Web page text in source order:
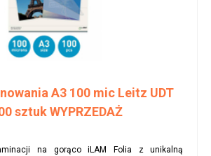
A3 100 mic Leitz UDT
sztuk WYPRZEDAŻ
na gorąco iLAM Folia z unikalną